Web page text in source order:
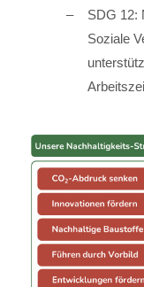
SDG 12:
Soziale